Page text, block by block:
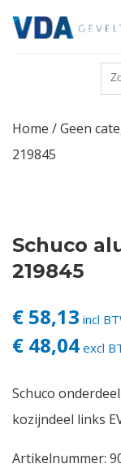
Reparatie
Producten
Offerte
Actueel
Contact
Home /Geen
219845
Schuco
219845
€ 58,13 incl
€ 48,04 excl
Schuco
kozijndeel links
Artikelnummer: